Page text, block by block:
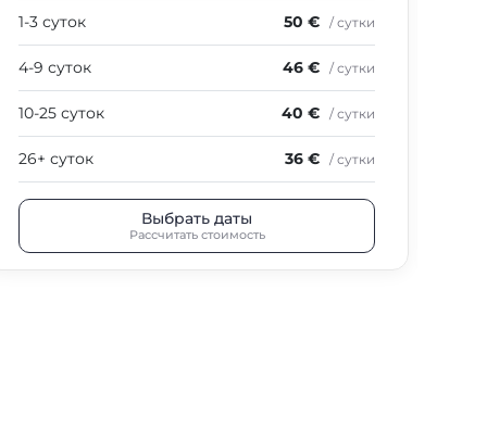
1-3 суток 50 € / сутки
4-9 суток 46 € / сутки
10-25 суток 40 € / сутки
26+ суток 36 € / сутки
Выбрать даты
Рассчитать стоимость